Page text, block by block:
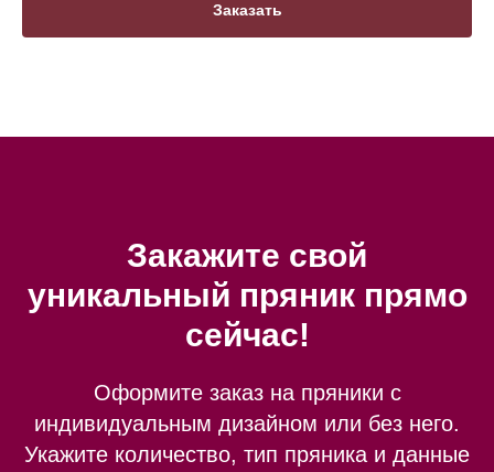
Заказать
Закажите свой
уникальный пряник прямо
сейчас!
Оформите заказ на пряники с
индивидуальным дизайном или без него.
Укажите количество, тип пряника и данные